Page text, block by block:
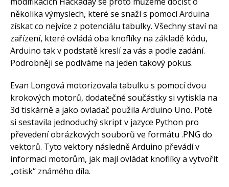
několika výmyslech, které se snaží s pomocí Arduina
získat co nejvíce z potenciálu tabulky. Všechny staví na
zařízení, které ovládá oba knoflíky na základě kódu,
Arduino tak v podstatě kreslí za vás a podle zadání.
Podrobněji se podíváme na jeden takový pokus.
Evan Longová motorizovala tabulku s pomocí dvou
krokových motorů, dodatečné součástky si vytiskla na
3d tiskárně a jako ovladač použila Arduino Uno. Poté
si sestavila jednoduchý skript v jazyce Python pro
převedení obrázkových souborů ve formátu .PNG do
vektorů. Tyto vektory následně Arduino převádí v
informaci motorům, jak mají ovládat knoflíky a vytvořit
„otisk“ známého díla.